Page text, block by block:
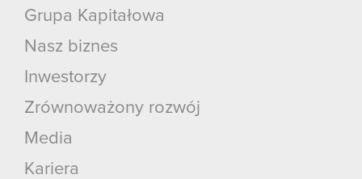
Grupa Kapitałowa
Nasz biznes
Inwestorzy
Zrównoważony rozwój
Media
Kariera